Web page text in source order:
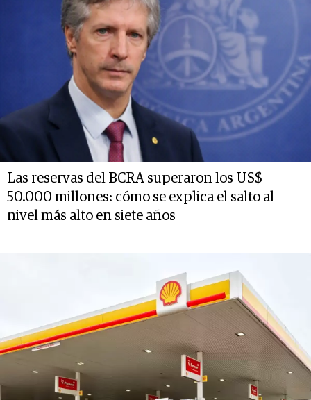
Las reservas del BCRA superaron los US$
50.000 millones: cómo se explica el salto al
nivel más alto en siete años